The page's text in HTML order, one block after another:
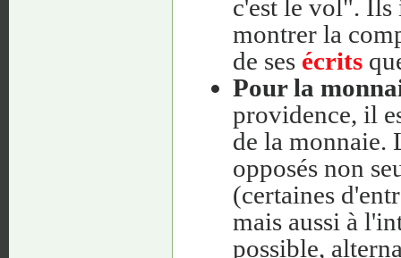
c'est le vol". Ils
montrer la
de ses écrits
Pour la
providence, il
de la monnaie.
opposés non
(certaines
mais aussi à
possible,